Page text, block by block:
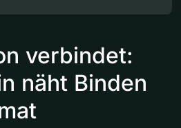
verbindet:
näht Binden